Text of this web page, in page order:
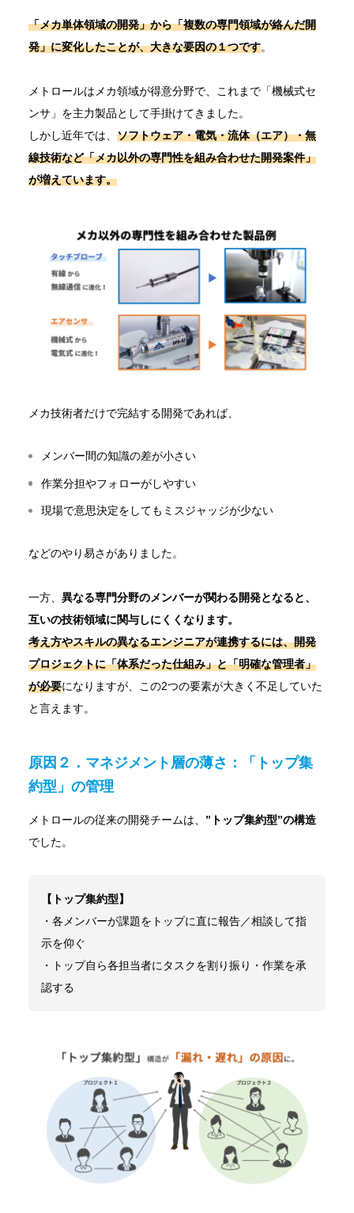
「メカ単体領域の開発」から「複数の専門領域が絡んだ開
発」に変化したことが、大きな要因の１つです。
メトロールはメカ領域が得意分野で、これまで「機械式セ
ンサ」を主力製品として手掛けてきました。
しかし近年では、 ソフトウェア・電気・流体（エア）・無
線技術など「メカ以外の専門性を組み合わせた開発案件」
が増えています。
メカ技術者だけで完結する開発であれば、
メンバー間の知識の差が小さい
作業分担やフォローがしやすい
現場で意思決定をしてもミスジャッジが少ない
などのやり易さがありました。
一方、 異なる専門分野のメンバーが関わる開発となると、
互いの技術領域に関与しにくくなります。
考え方やスキルの異なるエンジニアが連携するには、開発
プロジェクトに「体系だった仕組み」と「明確な管理者」
が必要になりますが、この2つの要素が大きく不足していた
と言えます。
原因２．マネジメント層の薄さ：「トップ集
約型」の管理
メトロールの従来の開発チームは、 ”トップ集約型”の構造
でした。
【トップ集約型】
・各メンバーが課題をトップに直に報告／相談して指
示を仰ぐ
・トップ自ら各担当者にタスクを割り振り・作業を承
認する